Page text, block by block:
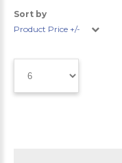
Sort by
Product Price +/-